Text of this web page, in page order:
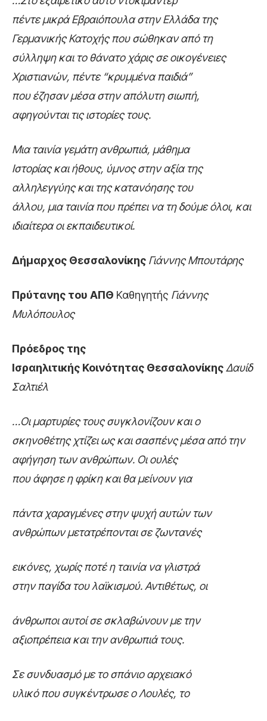
πέντε μικρά Εβραιόπουλα στην Ελλάδα της
Γερμανικής Κατοχής που σώθηκαν από τη
σύλληψη και το θάνατο χάρις σε οικογένειες
Χριστιανών, πέντε “κρυμμένα παιδιά”
που έζησαν μέσα στην απόλυτη σιωπή,
αφηγούνται τις ιστορίες τους.
Μια ταινία γεμάτη ανθρωπιά, μάθημα
Ιστορίας και ήθους, ύμνος στην αξία της
αλληλεγγύης και της κατανόησης του
άλλου, μια ταινία που πρέπει να τη δούμε όλοι, και
ιδιαίτερα οι εκπαιδευτικοί.
Δήμαρχος Θεσσαλονίκης Γιάννης Μπουτάρης
Πρύτανης του ΑΠΘ Καθηγητής Γιάννης
Μυλόπουλος
Πρόεδρος της
Ισραηλιτικής Κοινότητας Θεσσαλονίκης Δαυίδ
Σαλτιέλ
…Οι μαρτυρίες τους συγκλονίζουν και ο
σκηνοθέτης χτίζει ως και σασπένς μέσα από την
αφήγηση των ανθρώπων. Οι ουλές
που άφησε η φρίκη και θα μείνουν για
πάντα χαραγμένες στην ψυχή αυτών των
ανθρώπων μετατρέπονται σε ζωντανές
εικόνες, χωρίς ποτέ η ταινία να γλιστρά
στην παγίδα του λαϊκισμού. Αντιθέτως, οι
άνθρωποι αυτοί σε σκλαβώνουν με την
αξιοπρέπεια και την ανθρωπιά τους.
Σε συνδυασμό με το σπάνιο αρχειακό
υλικό που συγκέντρωσε ο Λουλές, το